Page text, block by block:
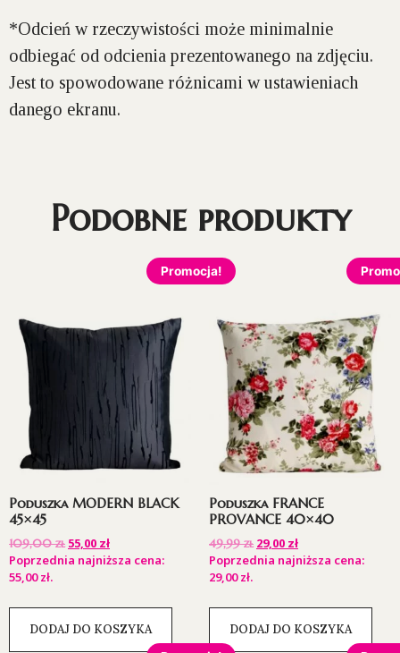
*Odcień w rzeczywistości może minimalnie
odbiegać od odcienia prezentowanego na zdjęciu.
Jest to spowodowane różnicami w ustawieniach
danego ekranu.
Podobne produkty
Promocja!
Poduszka MODERN BLACK
45×45
109,00zł 55,00 zł
Poprzednia najniższa cena:
55,00zł.
DODAJ DO KOSZYKA
Poduszka FRANCE
PROVANCE 40×40
49,99zł 29,00 zł
Poprzednia najniższa cena:
29,00zł.
DODAJ DO KOSZYKA